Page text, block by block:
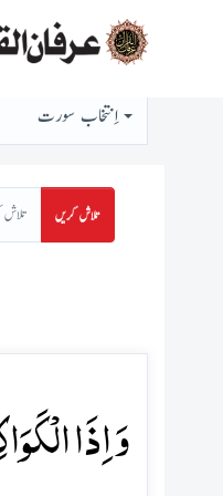
اِنتخاب سورت
تلاش کریں
وَ اِذَا